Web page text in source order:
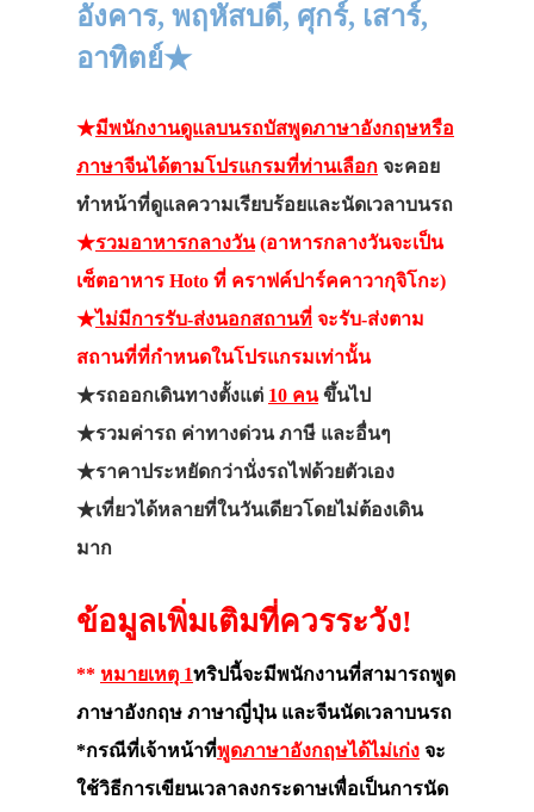
อังคาร, พฤหัสบดี, ศุกร์, เสาร์,
อาทิตย์★
★มีพนักงานดูแลบนรถบัสพูดภาษาอังกฤษหรือ
ภาษาจีนได้ตามโปรแกรมที่ท่านเลือก จะคอย
ทำหน้าที่ดูแลความเรียบร้อยและนัดเวลาบนรถ
★รวมอาหารกลางวัน(อาหารกลางวันจะเป็น
เซ็ตอาหาร Hoto ที่ คราฟค์ปาร์คคาวากุจิโกะ)
★ไม่มีการรับ-ส่งนอกสถานที่ จะรับ-ส่งตาม
สถานที่ที่กำหนดในโปรแกรมเท่านั้น
★รถออกเดินทางตั้งแต่ 10 คนขึ้นไป
★รวมค่ารถ ค่าทางด่วน ภาษี และอื่นๆ
★ราคาประหยัดกว่านั่งรถไฟด้วยตัวเอง
★เที่ยวได้หลายที่ในวันเดียวโดยไม่ต้องเดิน
มาก
ข้อมูลเพิ่มเติมที่ควรระวัง!
** หมายเหตุ 1ทริปนี้จะมีพนักงานที่สามารถพูด
ภาษาอังกฤษ ภาษาญี่ปุ่น และจีนนัดเวลาบนรถ
*กรณีที่เจ้าหน้าที่พูดภาษาอังกฤษได้ไม่เก่ง จะ
ใช้วิธีการเขียนเวลาลงกระดาษเพื่อเป็นการนัด